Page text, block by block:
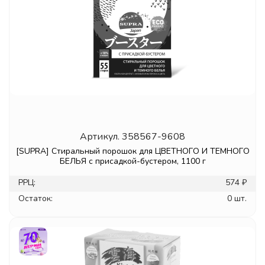
Артикул. 358567-9608
[SUPRA] Стиральный порошок для ЦВЕТНОГО И ТЕМНОГО
БЕЛЬЯ с присадкой-бустером, 1100 г
РРЦ:
574 ₽
Остаток:
0 шт.